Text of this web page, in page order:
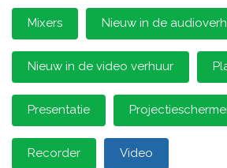
Mixers Nieuw in de
Nieuw in de video verhuur
Presentatie
Recorder Video